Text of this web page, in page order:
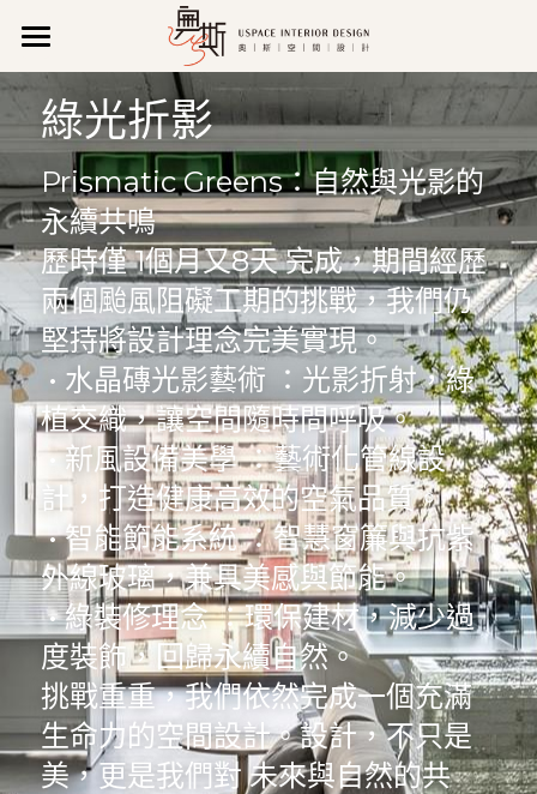
關 於 我 們
公司理念
公司特色
新聞報導
影音專區
獲獎紀錄
專業執照
作品集
所有作品
新成屋
商業空間
老屋翻新
輕裝潢
聯 絡 我 們
營業資訊
維修/售後服務
預約諮詢
搜索
07 971 0520
uspace666@gmail.com
LINE諮詢
綠光折影
Prismatic Greens：自然與光影的
永續共鳴
歷時僅 1個月又8天 完成，期間經歷
兩個颱風阻礙工期的挑戰，我們仍
堅持將設計理念完美實現。
植交織，讓空間隨時間呼吸。
計，打造健康高效的空氣品質。
• 智能節能系統 ：智慧窗簾與抗紫
外線玻璃，兼具美感與節能。
• 綠裝修理念 ：環保建材，減少過
度裝飾，回歸永續自然。
挑戰重重，我們依然完成一個充滿
生命力的空間設計。設計，不只是
美，更是我們對 未來與自然的共